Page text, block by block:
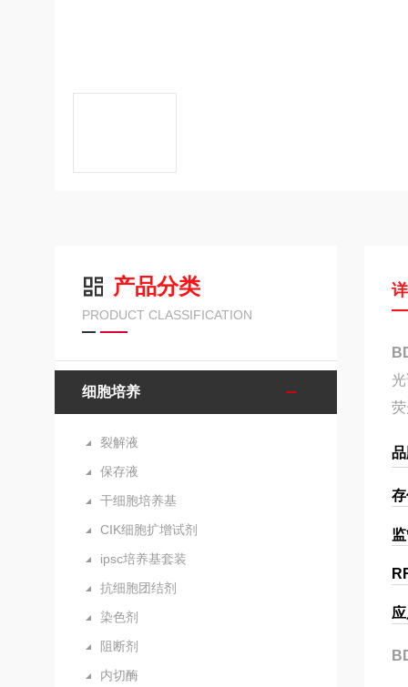
产品分类
PRODUCT CLASSIFICATION
细胞培养
裂解液
保存液
干细胞培养基
CIK细胞扩增试剂
ipsc培养基套装
抗细胞团结剂
染色剂
阻断剂
内切酶